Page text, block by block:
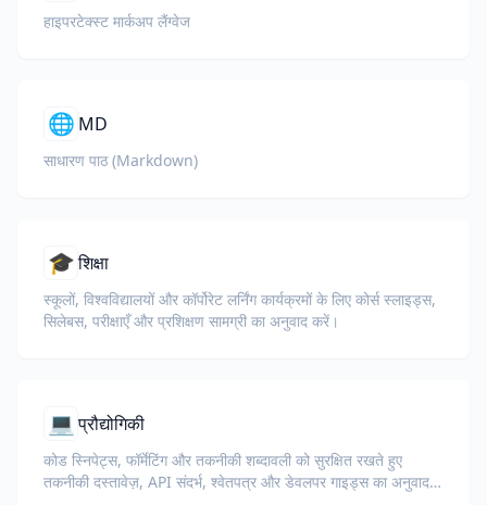
हाइपरटेक्स्ट मार्कअप लैंग्वेज
🌐 MD
साधारण पाठ (Markdown)
🎓शिक्षा
स्कूलों, विश्वविद्यालयों और कॉर्पोरेट लर्निंग कार्यक्रमों के लिए कोर्स स्लाइड्स,
सिलेबस, परीक्षाएँ और प्रशिक्षण सामग्री का अनुवाद करें।
💻 प्रौद्योगिकी
कोड स्निपेट्स, फॉर्मेटिंग और तकनीकी शब्दावली को सुरक्षित रखते हुए
तकनीकी दस्तावेज़, API संदर्भ, श्वेतपत्र और डेवलपर गाइड्स का अनुवाद